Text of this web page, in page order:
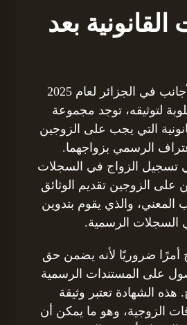
القانونية بعد
بعد توثيق زواج الأجانب في الجزائر لعام 2025
لتوثيقه، توجد مجموعة
التي يجب على الزوجين
الرسمي بزواجهما.
تسجيل الزواج في السجلات
على الزوجين تقديم الوثائق
المعني، والذي يقوم بتدوين
السجلات الرسمية.
أمرًا ضروريًا لأنه يضمن حق
على المستندات الرسمية
هذه الشهادة تعتبر وثيقة
الزوجية، وهو ما يمكن أن